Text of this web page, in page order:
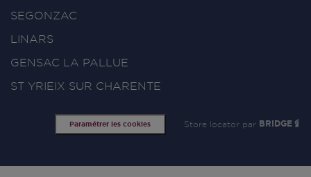
SEGONZAC
LINARS
GENSAC LA PALLUE
ST YRIEIX SUR CHARENTE
Paramétrer les cookies Store locator par BRIDGE